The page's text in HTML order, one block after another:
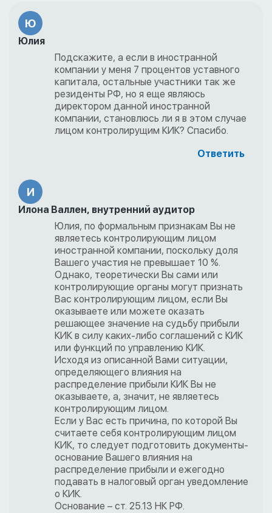
Ю
Юлия
Подскажите, а если в иностранной
компании у меня 7 процентов уставного
капитала, остальные участники так же
резиденты РФ, но я еще являюсь
директором данной иностранной
компании, становлюсь ли я в этом случае
лицом контролирущим КИК? Спасибо.
Ответить
И
Илона Валлен, внутренний аудитор
Юлия, по формальным признакам Вы не
являетесь контролирующим лицом
иностранной компании, поскольку доля
Вашего участия не превышает 10 %.
Однако, теоретически Вы сами или
контролирующие органы могут признать
Вас контролирующим лицом, если Вы
оказываете или можете оказать
решающее значение на судьбу прибыли
КИК в силу каких-либо соглашений с КИК
или функций по управлению КИК.
Исходя из описанной Вами ситуации,
определяющего влияния на
распределение прибыли КИК Вы не
оказываете, а, значит, не являетесь
контролирующим лицом.
Если у Вас есть причина, по которой Вы
считаете себя контролирующим лицом
КИК, то следует подготовить документы-
основание Вашего влияния на
распределение прибыли и ежегодно
подавать в налоговый орган уведомление
о КИК.
Основание – ст. 25.13 НК РФ.